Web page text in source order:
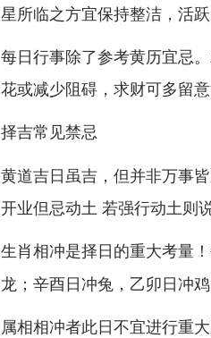
星所临之方宜保持整洁，活
每日行事除了参考黄历宜忌
花或减少阻碍，求财可多留
择吉常见禁忌
黄道吉日虽吉，但并非万事
开业但忌动土 若强行动土则
生肖相冲是择日的重大考量
龙；辛酉日冲兔，乙卯日冲鸡
属相相冲者此日不宜进行重